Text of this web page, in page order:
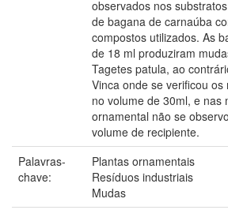
observados nos
de bagana de carnaúba
compostos utilizados. As
de 18 ml produziram
Tagetes patula, ao
Vinca onde se verificou
no volume de 30ml, e nas
ornamental não se
volume de recipiente.
Palavras-
chave:
Plantas ornamentais
Resíduos industriais
Mudas